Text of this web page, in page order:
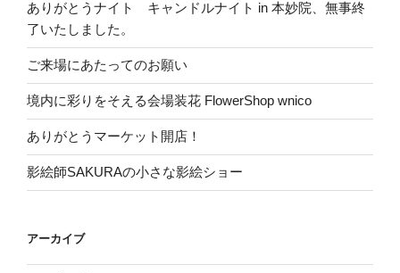
ありがとうナイト キャンドルナイト in 本妙院、無事終
了いたしました。
ご来場にあたってのお願い
境内に彩りをそえる会場装花 FlowerShop wnico
ありがとうマーケット開店！
影絵師SAKURAの小さな影絵ショー
アーカイブ